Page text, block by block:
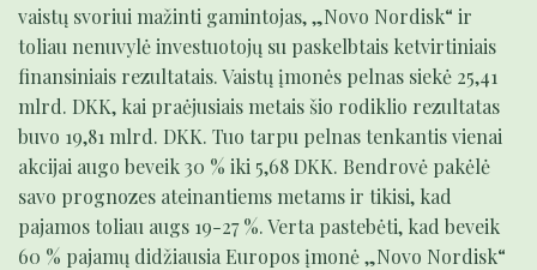
vaistų svoriui mažinti gamintojas, „Novo Nordisk“ ir
toliau nenuvylė investuotojų su paskelbtais ketvirtiniais
finansiniais rezultatais. Vaistų įmonės pelnas siekė 25,41
mlrd. DKK, kai praėjusiais metais šio rodiklio rezultatas
buvo 19,81 mlrd. DKK. Tuo tarpu pelnas tenkantis vienai
akcijai augo beveik 30 % iki 5,68 DKK. Bendrovė pakėlė
savo prognozes ateinantiems metams ir tikisi, kad
pajamos toliau augs 19-27 %. Verta pastebėti, kad beveik
60 % pajamų didžiausia Europos įmonė „Novo Nordisk“